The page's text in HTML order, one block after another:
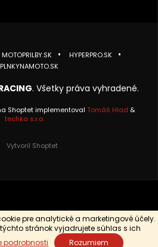
pre analytické a marketingové účely.
stránok vyjadrujete súhlas s ich
podrobnosti Rozumiem
MOTOPRILBY.SK
HYPERPRO.SK
. Všetky práva vyhradené.
Shoptet implementoval Tomáš Hlad &
techka s.r.o.
Vytvoril Shoptet